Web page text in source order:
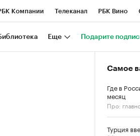
Компании Телеканал РБК Вино
проекты Город
Еще Подарите
Самое
Где в
месяц
Про:
Турция